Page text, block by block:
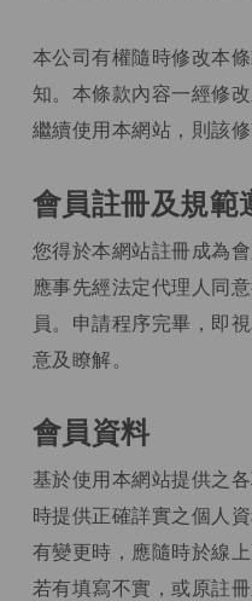
本公司有權隨時修改本
知。本條款內容一經修
繼續使用本網站，則該
會員註冊及規範
您得於本網站註冊成為
應事先經法定代理人同
員。申請程序完畢，即
意及瞭解。
會員資料
基於使用本網站提供之
時提供正確詳實之個人
有變更時，應隨時於線
若有填寫不實，或原註